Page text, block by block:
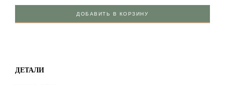
ДОБАВИТЬ В КОРЗИНУ
ДЕТАЛИ